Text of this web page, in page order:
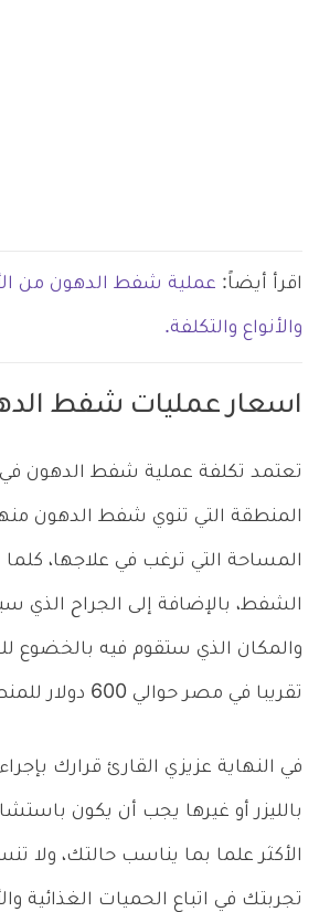
اقرأ أيضاً: عملية شفط الدهون من
والأنواع والتكلفة.
اسعار عمليات شفط
تعتمد تكلفة عملية شفط الدهون
المنطقة التي تنوي شفط الدهون
المساحة التي ترغب في علاجها، كلما
الشفط، بالإضافة إلى الجراح الذي
والمكان الذي ستقوم فيه بالخضوع
تقريبا في مصر حوالي 600 دولار للمنطقة الواحدة.
في النهاية عزيزي القارئ قرارك
بالليزر أو غيرها يجب أن يكون
الأكثر علما بما يناسب حالتك، ولا
تجربتك في اتباع الحميات الغذائية